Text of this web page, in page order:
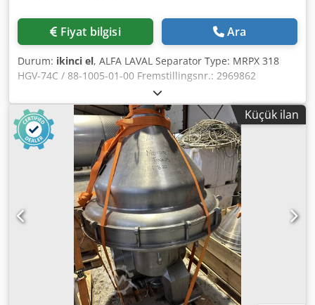
Fiyat bilgisi Ara
Durum: ikinci el, ALFA LAVAL Separator Type: MRPX 318
HGV-74C / 88-1005-01-00 Fremstillingsnr.: 2969862
Snekkeaksels hastighed: 1420 – 1500 o/min Tachometer:
1420 – 1500 o/min Turtæller: 110 – 125 o/min Alfa Laval
MRPX 318 HGV-74C selvrensende hermetisk separator,
komplet enhed i rustfrit stål i god stand (adskilt).
Fremstillingsnr.: 2969862 Produktnr.: 88-1005-01-00
Tekniske detaljer: Tromlediameter ≈ 318 mm Hastighed ≈
8.000 omdr./min. Motor ≈ 22 kW Kapacitet ≈ 15.000 –
25.000 L/t (afhængigt af produkt) Snekkeaksels hastighed
1420–1500 o/min Tachometer 1420–1500 o/min Turtæller
110–125 o/min Selvudtømmende (HGV-type) Ideel til mælk,
valle, juice eller anden væske-faststof-separation i mejeri-
eller fødevareindustrien. Rengjort og komplet maskine klar
til drift eller integration i linje. Placering: Danmark Stand:
Brugt / testet Pris: Efter aftale Inspektion: Mulig efter
forudgående aftale Csdpfoxqm Rnsx Ag Uerf
Küçük ilan